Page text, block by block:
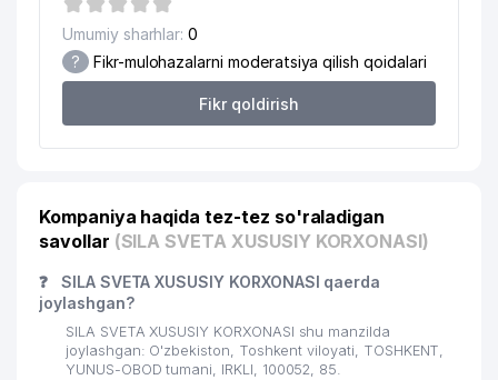
20
GIDROMETEOROLOGIYA XIZMATI
MARKAZI (O'ZGIDROMET)
379 м
SKIN AESTHETIC MChJ
22 METEOINFOSISTEM BOSHQARMASI 384 м
24 AIR-PROM-TECHNOLOGY MChJ 394 м
25 MIRACLE TRADE LEADER MChJ
26 DIP ANIMATION MChJ
27 MUQARNAS CLINIC MChJ
Umumiy sharhlar: 0
? Fikr-mulohazalarni moderatsiya qilish qoidalari
Fikr qoldirish
Kompaniya haqida tez-tez so'raladigan
savollar (SILA SVETA XUSUSIY KORXONASI)
❓
SILA SVETA XUSUSIY KORXONASI qaerda
joylashgan?
SILA SVETA XUSUSIY KORXONASI shu manzilda
joylashgan: O'zbekiston, Toshkent viloyati, TOSHKENT,
YUNUS-OBOD tumani, IRKLI, 100052, 85.